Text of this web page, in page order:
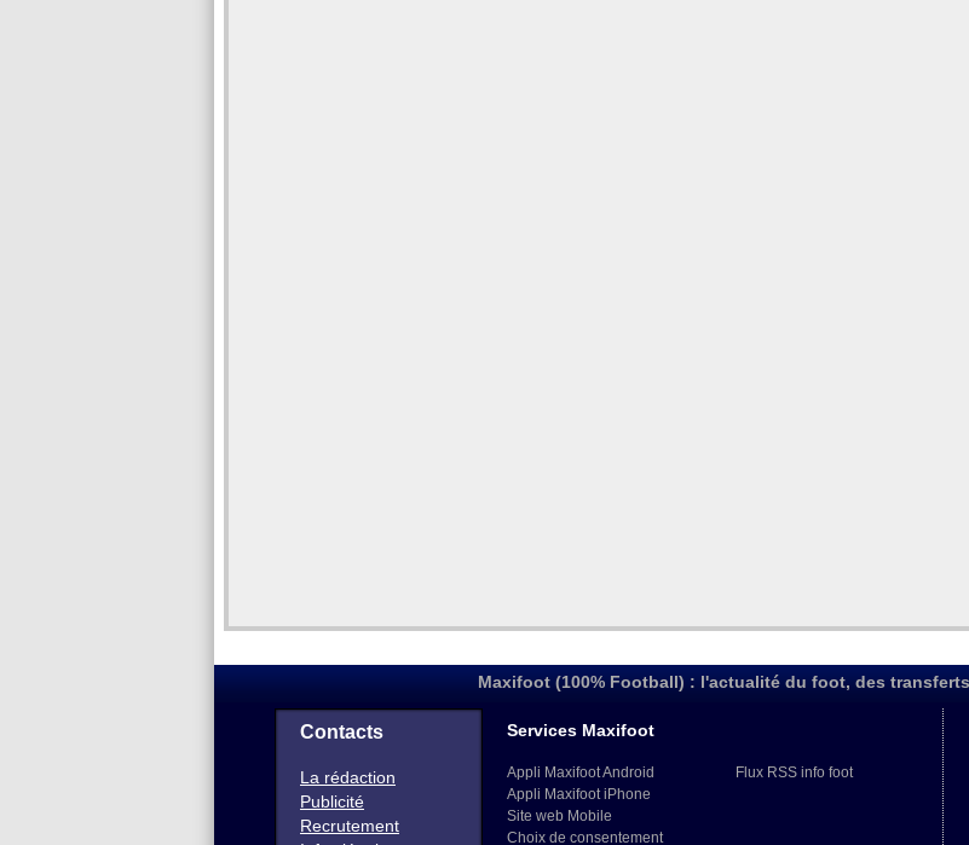
Maxifoot (100% Football) : l'actualité du foot, des
Contacts
La rédaction
Publicité
Recrutement
Services Maxifoot
Appli Maxifoot Android
Appli Maxifoot iPhone
Site web Mobile
Choix de consentement
Flux RSS info foot